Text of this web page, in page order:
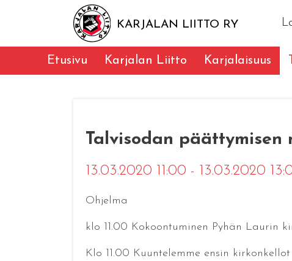
KARJALAN LIITTO RY
Etusivu Karjalan Liitto Karjalaisuus
Talvisodan päättymisen
13.03.2020 11:00 - 13.03.2020
Ohjelma
klo 11.00 Kokoontuminen Pyhän Laurin
Klo 11.00 Kuuntelemme ensin